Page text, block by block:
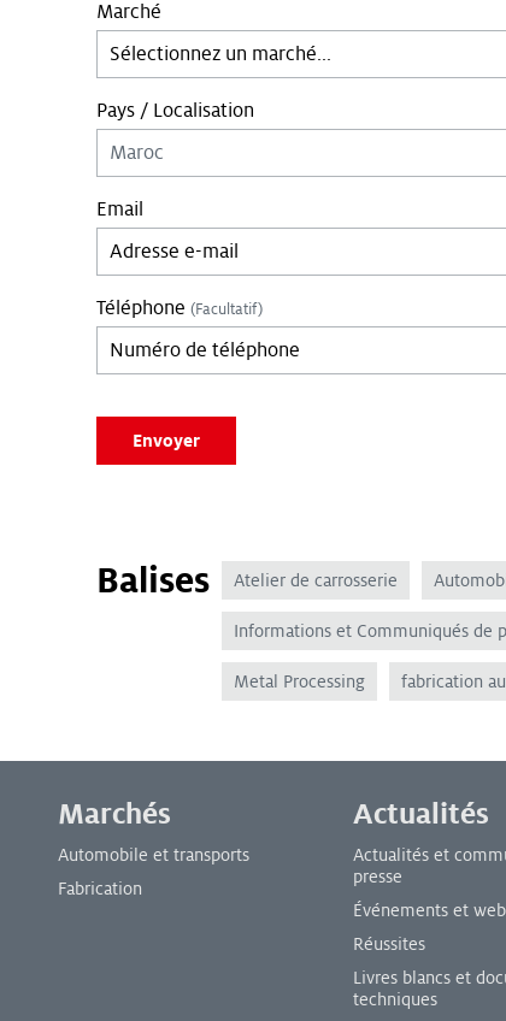
Marché
Pays / Localisation
Email
Téléphone (Facultatif)
Envoyer
Balises Atelier de carrosserie
Informations et Communiqués de
Metal Processing fabrication
Marchés
Automobile et transports
Fabrication
Actualités
Actualités et
presse
Événements et
Réussites
Livres blancs et
techniques